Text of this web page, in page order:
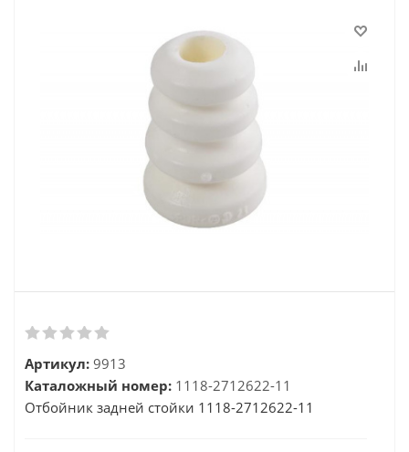
Артикул: 9913
Каталожный номер: 1118-2712622-11
Отбойник задней стойки 1118-2712622-11